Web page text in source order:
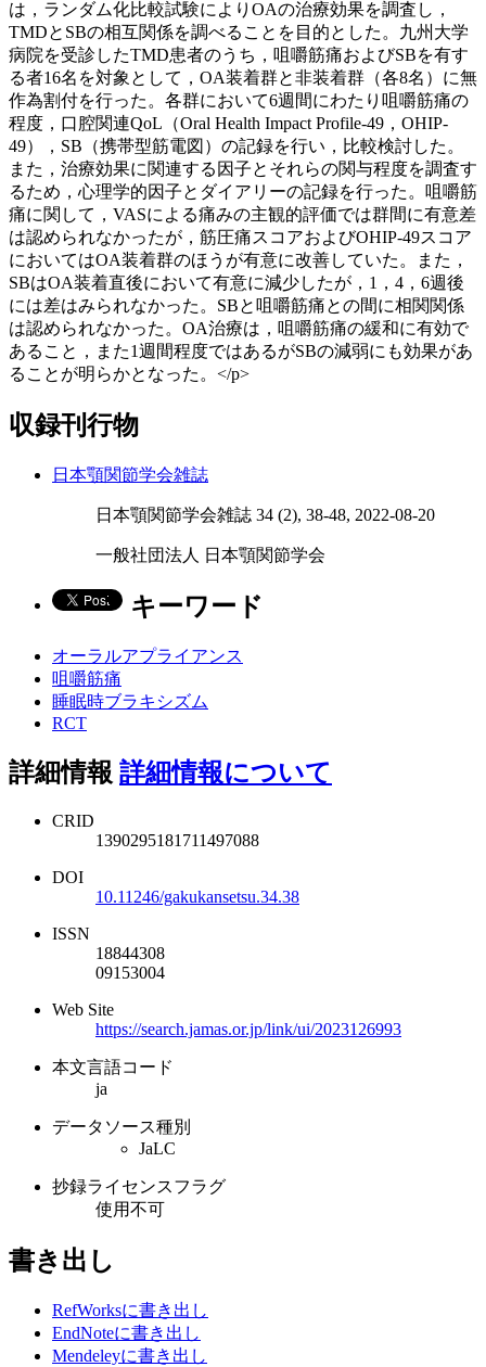
は，ランダム化比較試験によりOAの治療効果を調査し，
TMDとSBの相互関係を調べることを目的とした。九州大学
病院を受診したTMD患者のうち，咀嚼筋痛およびSBを有す
る者16名を対象として，OA装着群と非装着群（各8名）に無
作為割付を行った。各群において6週間にわたり咀嚼筋痛の
程度，口腔関連QoL（Oral Health Impact Profile-49，OHIP-
49），SB（携帯型筋電図）の記録を行い，比較検討した。
また，治療効果に関連する因子とそれらの関与程度を調査す
るため，心理学的因子とダイアリーの記録を行った。咀嚼筋
痛に関して，VASによる痛みの主観的評価では群間に有意差
は認められなかったが，筋圧痛スコアおよびOHIP-49スコア
においてはOA装着群のほうが有意に改善していた。また，
SBはOA装着直後において有意に減少したが，1，4，6週後
には差はみられなかった。SBと咀嚼筋痛との間に相関関係
は認められなかった。OA治療は，咀嚼筋痛の緩和に有効で
あること，また1週間程度ではあるがSBの減弱にも効果があ
ることが明らかとなった。</p>
収録刊行物
日本顎関節学会雑誌
日本顎関節学会雑誌 34 (2), 38-48, 2022-08-20
一般社団法人 日本顎関節学会
キーワード
オーラルアプライアンス
咀嚼筋痛
睡眠時ブラキシズム
RCT
詳細情報 詳細情報について
CRID
1390295181711497088
DOI
10.11246/gakukansetsu.34.38
ISSN
18844308
09153004
Web Site
https://search.jamas.or.jp/link/ui/2023126993
本文言語コード
ja
データソース種別
JaLC
抄録ライセンスフラグ
使用不可
書き出し
RefWorksに書き出し
EndNoteに書き出し
Mendeleyに書き出し